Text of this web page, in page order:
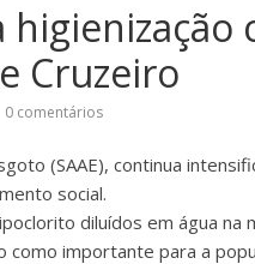
higienização
Cruzeiro
0 comentários
(SAAE), continua
social.⠀ ⠀
diluídos em água na
como importante para a